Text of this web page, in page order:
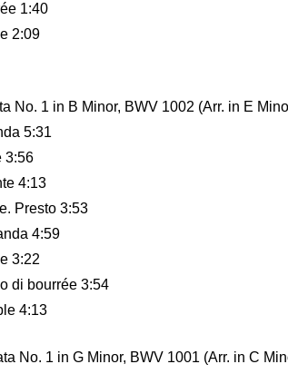
1:40
2:09
No. 1 in B Minor, BWV 1002 (Arr. in E
5:31
3:56
4:13
Presto 3:53
4:59
3:22
di bourrée 3:54
4:13
No. 1 in G Minor, BWV 1001 (Arr. in C